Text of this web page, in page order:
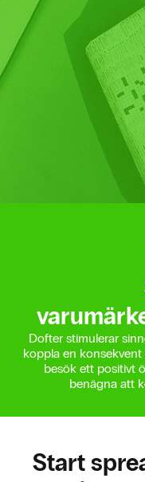
Dofter stimulerar
koppla en
besök ett positivt
benägna att
Start